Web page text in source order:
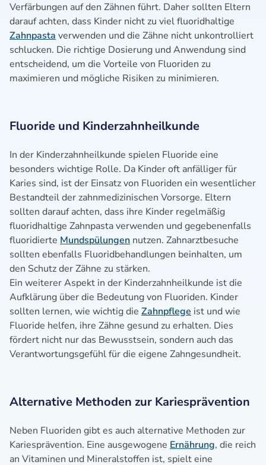
Verfärbungen auf den Zähnen führt. Daher sollten Eltern
darauf achten, dass Kinder nicht zu viel fluoridhaltige
Zahnpasta verwenden und die Zähne nicht unkontrolliert
schlucken. Die richtige Dosierung und Anwendung sind
entscheidend, um die Vorteile von Fluoriden zu
maximieren und mögliche Risiken zu minimieren.
Fluoride und Kinderzahnheilkunde
In der Kinderzahnheilkunde spielen Fluoride eine
besonders wichtige Rolle. Da Kinder oft anfälliger für
Karies sind, ist der Einsatz von Fluoriden ein wesentlicher
Bestandteil der zahnmedizinischen Vorsorge. Eltern
sollten darauf achten, dass ihre Kinder regelmäßig
fluoridhaltige Zahnpasta verwenden und gegebenenfalls
fluoridierte Mundspülungen nutzen. Zahnarztbesuche
sollten ebenfalls Fluoridbehandlungen beinhalten, um
den Schutz der Zähne zu stärken.
Ein weiterer Aspekt in der Kinderzahnheilkunde ist die
Aufklärung über die Bedeutung von Fluoriden. Kinder
sollten lernen, wie wichtig die Zahnpflege ist und wie
Fluoride helfen, ihre Zähne gesund zu erhalten. Dies
fördert nicht nur das Bewusstsein, sondern auch das
Verantwortungsgefühl für die eigene Zahngesundheit.
Alternative Methoden zur Kariesprävention
Neben Fluoriden gibt es auch alternative Methoden zur
Kariesprävention. Eine ausgewogene Ernährung, die reich
an Vitaminen und Mineralstoffen ist, spielt eine